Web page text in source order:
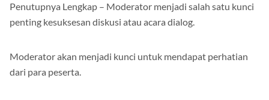
Penutupnya Lengkap – Moderator menjadi salah satu kunci
penting kesuksesan diskusi atau acara dialog.
Moderator akan menjadi kunci untuk mendapat perhatian
dari para peserta.